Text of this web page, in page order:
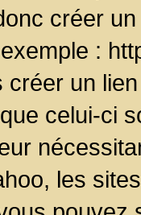
créer
:
créer un
celui-ci
les